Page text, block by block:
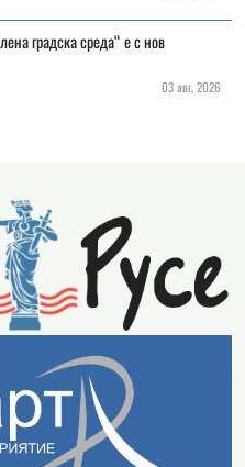
градска среда“ е с нов
03 авг, 2026